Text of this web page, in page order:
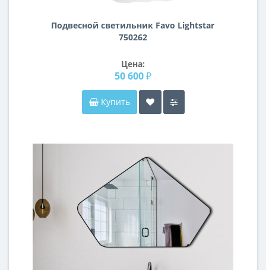
Подвесной светильник Favo Lightstar
750262
Цена:
50 600 ₽
Купить